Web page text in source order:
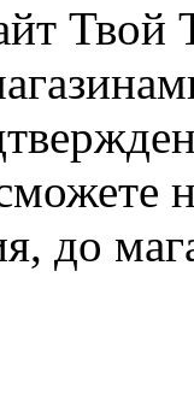
Твой
до